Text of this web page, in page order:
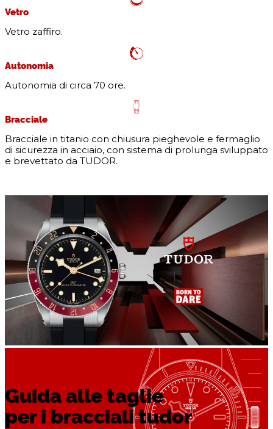
Vetro
Vetro zaffiro.
Autonomia
Autonomia di circa 70 ore.
Bracciale
Bracciale in titanio con chiusura pieghevole e fermaglio
di sicurezza in acciaio, con sistema di prolunga sviluppato
e brevettato da TUDOR.
Guida alle taglie
per i bracciali tudor